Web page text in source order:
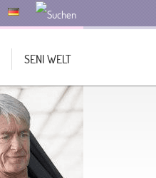
SENI WELT